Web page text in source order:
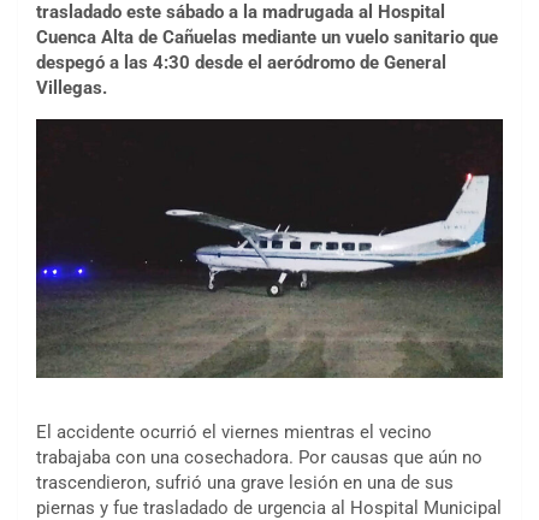
trasladado este sábado a la madrugada al Hospital
Cuenca Alta de Cañuelas mediante un vuelo sanitario que
despegó a las 4:30 desde el aeródromo de General
Villegas.
El accidente ocurrió el viernes mientras el vecino
trabajaba con una cosechadora. Por causas que aún no
trascendieron, sufrió una grave lesión en una de sus
piernas y fue trasladado de urgencia al Hospital Municipal